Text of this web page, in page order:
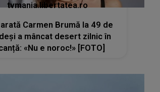
tvmania.libertatea.ro
Carmen Brumă la 49 de
a mâncat desert zilnic în
«Nu e noroc!» [FOTO]